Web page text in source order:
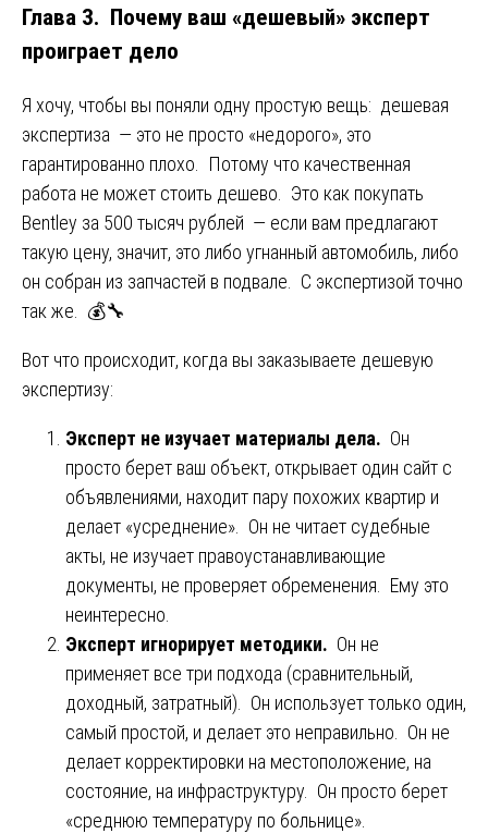
Глава 3. Почему ваш «дешевый» эксперт
проиграет дело
Я хочу, чтобы вы поняли одну простую вещь: дешевая
экспертиза — это не просто «недорого», это
гарантированно плохо. Потому что качественная
работа не может стоить дешево. Это как покупать
Bentley за 500 тысяч рублей — если вам предлагают
такую цену, значит, это либо угнанный автомобиль, либо
он собран из запчастей в подвале. С экспертизой точно
так же. 💰🔧
Вот что происходит, когда вы заказываете дешевую
экспертизу:
Эксперт не изучает материалы дела. Он
просто берет ваш объект, открывает один сайт с
объявлениями, находит пару похожих квартир и
делает «усреднение». Он не читает судебные
акты, не изучает правоустанавливающие
документы, не проверяет обременения. Ему это
неинтересно.
Эксперт игнорирует методики. Он не
применяет все три подхода (сравнительный,
доходный, затратный). Он использует только один,
самый простой, и делает это неправильно. Он не
делает корректировки на местоположение, на
состояние, на инфраструктуру. Он просто берет
«среднюю температуру по больнице».